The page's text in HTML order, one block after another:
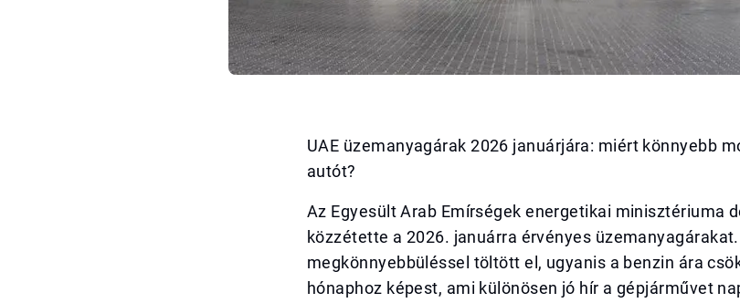
UAE üzemanyagárak 2026 januárjára: miért könnyebb
autót?
Az Egyesült Arab Emírségek energetikai minisztériuma
közzétette a 2026. januárra érvényes
megkönnyebbüléssel töltött el, ugyanis a benzin ára
hónaphoz képest, ami különösen jó hír a gépjárművet